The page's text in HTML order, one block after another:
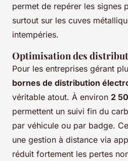
permet de repérer les signes
surtout sur les cuves
intempéries.
Optimisation des
Pour les entreprises gérant
bornes de distribution
véritable atout. À environ 2
permettent un suivi fin du
par véhicule ou par badge.
une gestion à distance via
réduit fortement les pertes